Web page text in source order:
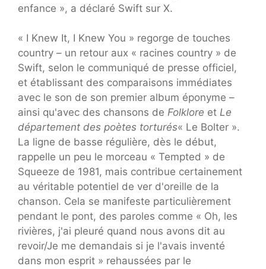
enfance », a déclaré Swift sur X.
« I Knew It, I Knew You » regorge de touches
country – un retour aux « racines country » de
Swift, selon le communiqué de presse officiel,
et établissant des comparaisons immédiates
avec le son de son premier album éponyme –
ainsi qu'avec des chansons de Folklore et Le
département des poètes torturés« Le Bolter ».
La ligne de basse régulière, dès le début,
rappelle un peu le morceau « Tempted » de
Squeeze de 1981, mais contribue certainement
au véritable potentiel de ver d'oreille de la
chanson. Cela se manifeste particulièrement
pendant le pont, des paroles comme « Oh, les
rivières, j'ai pleuré quand nous avons dit au
revoir/Je me demandais si je l'avais inventé
dans mon esprit » rehaussées par le